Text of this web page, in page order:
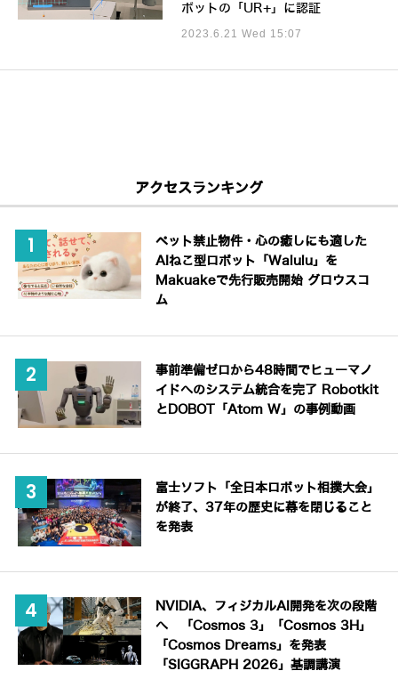
ボットの「UR+」に認証
2023.6.21 Wed 15:07
アクセスランキング
ペット禁止物件・心の癒しにも適した
AIねこ型ロボット「Walulu」を
Makuakeで先行販売開始 グロウスコ
ム
事前準備ゼロから48時間でヒューマノ
イドへのシステム統合を完了 Robotkit
とDOBOT「Atom W」の事例動画
富士ソフト「全日本ロボット相撲大会」
が終了、37年の歴史に幕を閉じること
を発表
NVIDIA、フィジカルAI開発を次の段階
へ 「Cosmos 3」「Cosmos 3H」
「Cosmos Dreams」を発表
「SIGGRAPH 2026」基調講演